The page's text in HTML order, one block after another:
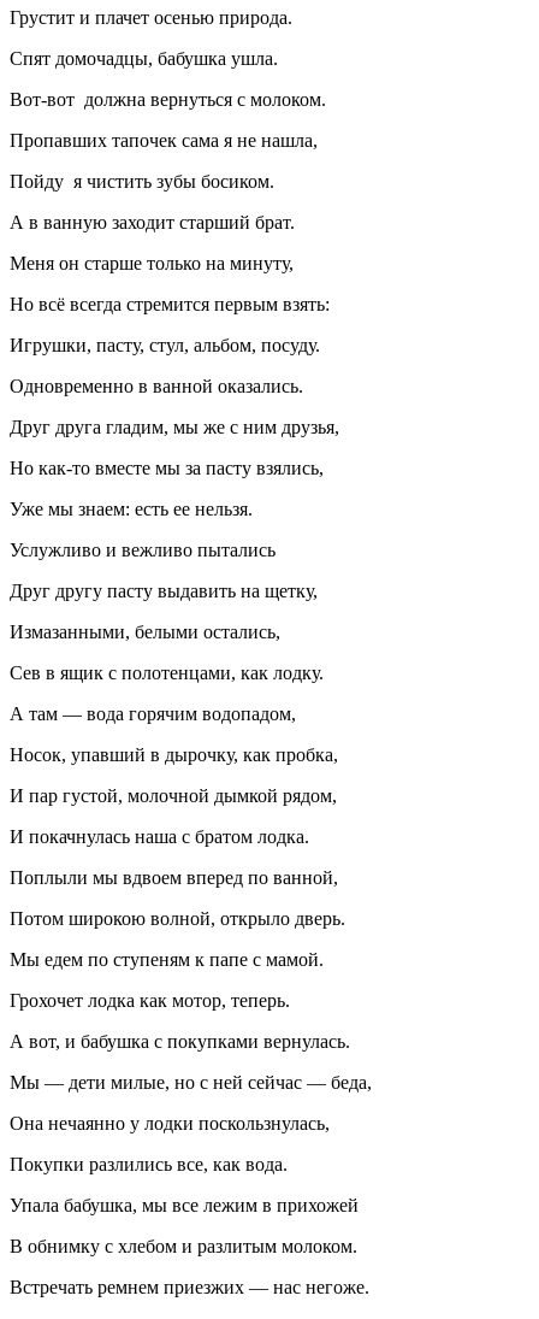
Грустит и плачет осенью природа.
Спят домочадцы, бабушка ушла.
Вот-вот должна вернуться с молоком.
Пропавших тапочек сама я не нашла,
Пойду я чистить зубы босиком.
А в ванную заходит старший брат.
Меня он старше только на минуту,
Но всё всегда стремится первым взять:
Игрушки, пасту, стул, альбом, посуду.
Одновременно в ванной оказались.
Друг друга гладим, мы же с ним друзья,
Но как-то вместе мы за пасту взялись,
Уже мы знаем: есть ее нельзя.
Услужливо и вежливо пытались
Друг другу пасту выдавить на щетку,
Измазанными, белыми остались,
Сев в ящик с полотенцами, как лодку.
А там — вода горячим водопадом,
Носок, упавший в дырочку, как пробка,
И пар густой, молочной дымкой рядом,
И покачнулась наша с братом лодка.
Поплыли мы вдвоем вперед по ванной,
Потом широкою волной, открыло дверь.
Мы едем по ступеням к папе с мамой.
Грохочет лодка как мотор, теперь.
А вот, и бабушка с покупками вернулась.
Мы — дети милые, но с ней сейчас — беда,
Она нечаянно у лодки поскользнулась,
Покупки разлились все, как вода.
Упала бабушка, мы все лежим в прихожей
В обнимку с хлебом и разлитым молоком.
Встречать ремнем приезжих — нас негоже.